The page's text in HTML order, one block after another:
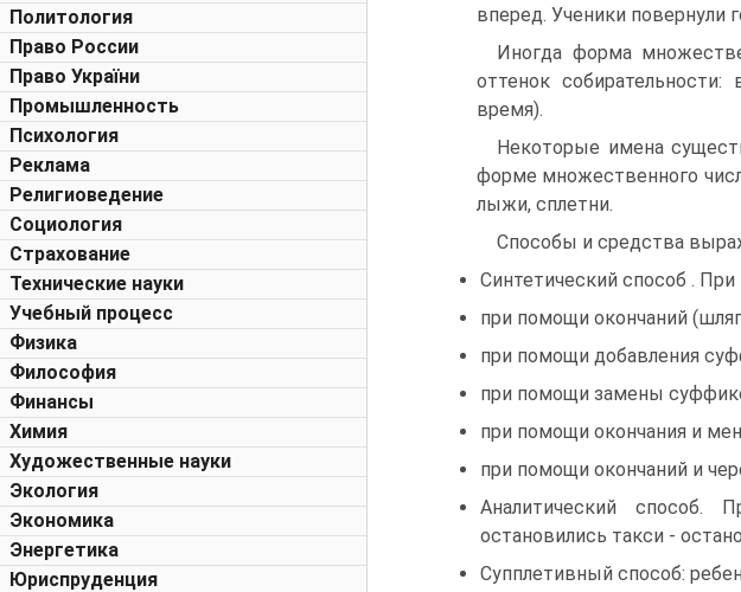
Политология
Право России
Право України
Промышленность
Психология
Реклама
Религиоведение
Социология
Страхование
Технические науки
Учебный процесс
Физика
Философия
Финансы
Химия
Художественные науки
Экология
Экономика
Энергетика
Юриспруденция
вперед. Ученики повернули
Иногда форма
оттенок
время).
Некоторые имена
форме множественного
лыжи, сплетни.
Способы и средства
Синтетический способ .
при помощи окончаний
при помощи добавления
при помощи замены
при помощи окончания и
при помощи окончаний и
Аналитический способ.
остановились такси -
Супплетивный способ: